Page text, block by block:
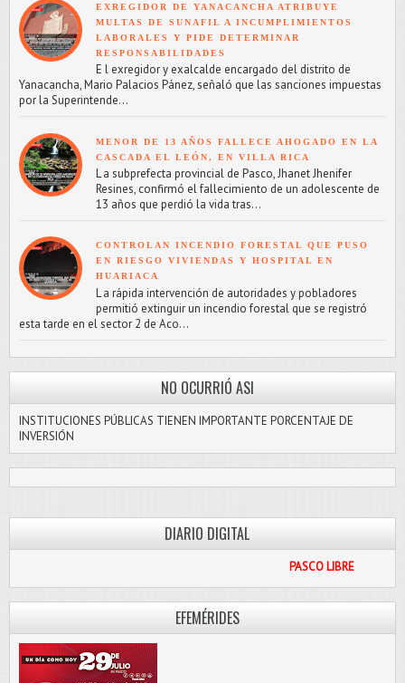
EXREGIDOR DE YANACANCHA ATRIBUYE
MULTAS DE SUNAFIL A INCUMPLIMIENTOS
LABORALES Y PIDE DETERMINAR
RESPONSABILIDADES
E l exregidor y exalcalde encargado del distrito de
Yanacancha, Mario Palacios Pánez, señaló que las sanciones impuestas
por la Superintende...
MENOR DE 13 AÑOS FALLECE AHOGADO EN LA
CASCADA EL LEÓN, EN VILLA RICA
L a subprefecta provincial de Pasco, Jhanet Jhenifer
Resines, confirmó el fallecimiento de un adolescente de
13 años que perdió la vida tras...
CONTROLAN INCENDIO FORESTAL QUE PUSO
EN RIESGO VIVIENDAS Y HOSPITAL EN
HUARIACA
L a rápida intervención de autoridades y pobladores
permitió extinguir un incendio forestal que se registró
esta tarde en el sector 2 de Aco...
NO OCURRIÓ ASI
INSTITUCIONES PÚBLICAS TIENEN IMPORTANTE PORCENTAJE DE
INVERSIÓN
DIARIO DIGITAL
EFEMÉRIDES